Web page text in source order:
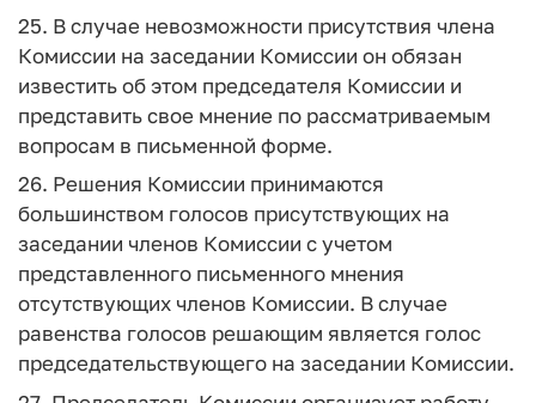
25. В случае невозможности присутствия члена
Комиссии на заседании Комиссии он обязан
известить об этом председателя Комиссии и
представить свое мнение по рассматриваемым
вопросам в письменной форме.
26. Решения Комиссии принимаются
большинством голосов присутствующих на
заседании членов Комиссии с учетом
представленного письменного мнения
отсутствующих членов Комиссии. В случае
равенства голосов решающим является голос
председательствующего на заседании Комиссии.